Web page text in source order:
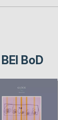
BoD